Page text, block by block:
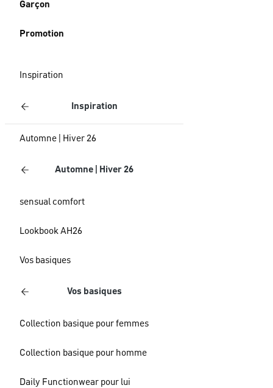
Garçon
Promotion
Inspiration
Inspiration
Automne | Hiver 26
Automne | Hiver 26
sensual comfort
Lookbook AH26
Vos basiques
Vos basiques
Collection basique pour femmes
Collection basique pour homme
Daily Functionwear pour lui